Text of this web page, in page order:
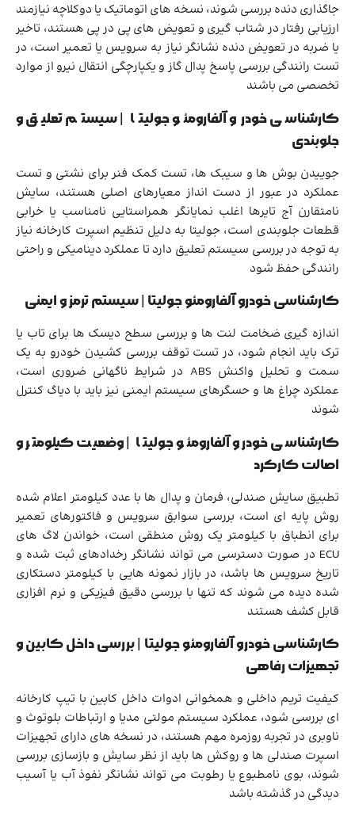
جاگذاری دنده بررسی شوند، نسخه های اتوماتیک یا دوکلاچه نیازمند
ارزیابی رفتار در شتاب گیری و تعویض های پی در پی هستند، تاخیر
یا ضربه در تعویض دنده نشانگر نیاز به سرویس یا تعمیر است، در
تست رانندگی بررسی پاسخ پدال گاز و یکپارچگی انتقال نیرو از موارد
تخصصی می باشند
کارشناسی خودرو آلفارومئو جولیتا | سیستم تعلیق و
جلوبندی
جوییدن بوش ها و سیبک ها، تست کمک فنر برای نشتی و تست
عملکرد در عبور از دست انداز معیارهای اصلی هستند، سایش
نامتقارن آج تایرها اغلب نمایانگر همراستایی نامناسب یا خرابی
قطعات جلوبندی است، جولیتا به دلیل تنظیم اسپرت کارخانه نیاز
به توجه در بررسی سیستم تعلیق دارد تا عملکرد دینامیکی و راحتی
رانندگی حفظ شود
کارشناسی خودرو آلفارومئو جولیتا | سیستم ترمز و ایمنی
اندازه گیری ضخامت لنت ها و بررسی سطح دیسک ها برای تاب یا
ترک باید انجام شود، در تست توقف بررسی کشیدن خودرو به یک
سمت و تحلیل واکنش ABS در شرایط ناگهانی ضروری است،
عملکرد چراغ ها و حسگرهای سیستم ایمنی نیز باید با دیاگ کنترل
شوند
کارشناسی خودرو آلفارومئو جولیتا | وضعیت کیلومتر و
اصالت کارکرد
تطبیق سایش صندلی، فرمان و پدال ها با عدد کیلومتر اعلام شده
روش پایه ای است، بررسی سوابق سرویس و فاکتورهای تعمیر
برای انطباق با کیلومتر یک روش منطقی است، خواندن لاگ های
ECU در صورت دسترسی می تواند نشانگر رخدادهای ثبت شده و
تاریخ سرویس ها باشد، در بازار نمونه هایی با کیلومتر دستکاری
شده دیده می شوند که تنها با بررسی دقیق فیزیکی و نرم افزاری
قابل کشف هستند
کارشناسی خودرو آلفارومئو جولیتا | بررسی داخل کابین و
تجهیزات رفاهی
کیفیت تریم داخلی و همخوانی ادوات داخل کابین با تیپ کارخانه
ای بررسی شود، عملکرد سیستم مولتی مدیا و ارتباطات بلوتوث و
ناوبری در تجربه روزمره مهم هستند، در نسخه های دارای تجهیزات
اسپرت صندلی ها و روکش ها باید از نظر سایش و بازسازی بررسی
شوند، بوی نامطبوع یا رطوبت می تواند نشانگر نفوذ آب یا آسیب
دیدگی در گذشته باشد